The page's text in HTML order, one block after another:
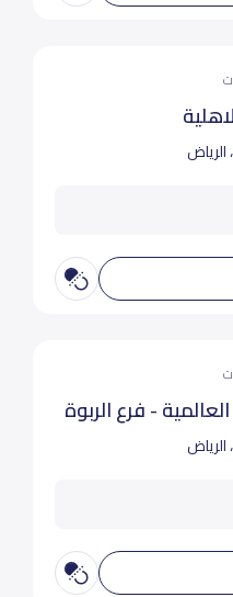
الرياض
- فرع الربوة
الرياض